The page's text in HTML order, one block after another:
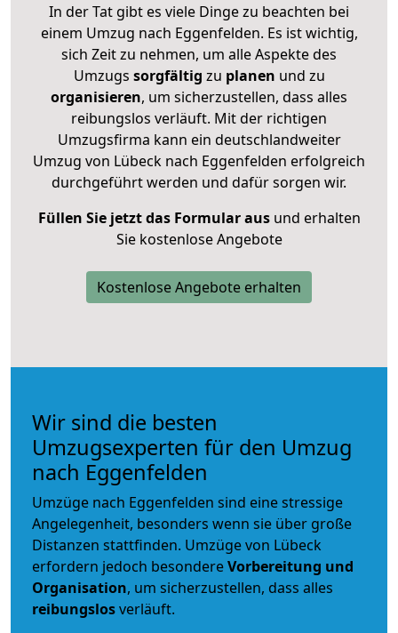
In der Tat gibt es viele Dinge zu beachten bei
einem Umzug nach Eggenfelden. Es ist wichtig,
sich Zeit zu nehmen, um alle Aspekte des
Umzugs sorgfältig zu planen und zu
organisieren, um sicherzustellen, dass alles
reibungslos verläuft. Mit der richtigen
Umzugsfirma kann ein deutschlandweiter
Umzug von Lübeck nach Eggenfelden erfolgreich
durchgeführt werden und dafür sorgen wir.
Füllen Sie jetzt das Formular ausund erhalten
Sie kostenlose Angebote
Kostenlose Angebote erhalten
Wir sind die besten
Umzugsexperten für den Umzug
nach Eggenfelden
Umzüge nach Eggenfelden sind eine stressige
Angelegenheit, besonders wenn sie über große
Distanzen stattfinden. Umzüge von Lübeck
erfordern jedoch besondereVorbereitung und
Organisation, um sicherzustellen, dass alles
reibungslosverläuft.